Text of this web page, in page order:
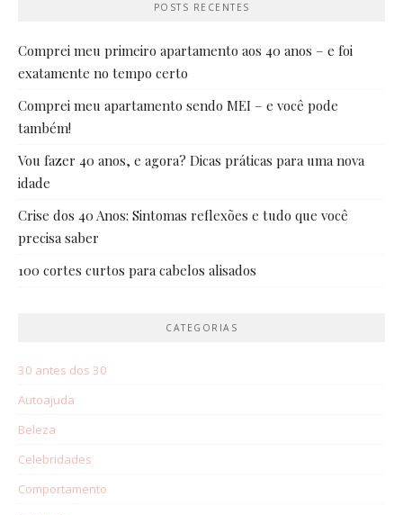
POSTS RECENTES
Comprei meu primeiro apartamento aos 40 anos – e foi
exatamente no tempo certo
Comprei meu apartamento sendo MEI – e você pode
também!
Vou fazer 40 anos, e agora? Dicas práticas para uma nova
idade
Crise dos 40 Anos: Sintomas reflexões e tudo que você
precisa saber
100 cortes curtos para cabelos alisados
CATEGORIAS
30 antes dos 30
Autoajuda
Beleza
Celebridades
Comportamento